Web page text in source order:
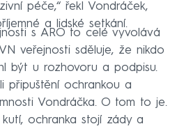
péče,“ řekl Vondráček,
a lidské setkání.
s ARO to celé vyvolává
veřejnosti sděluje, že nikdo
být u rozhovoru a podpisu.
připuštění ochrankou a
Vondráčka. O tom to je.
ochranka stojí zády a